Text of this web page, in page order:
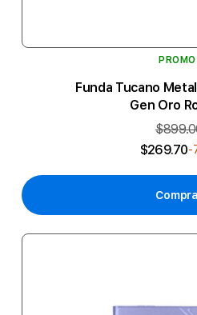
PROMO
Funda Tucano
Gen Oro
$269.70-